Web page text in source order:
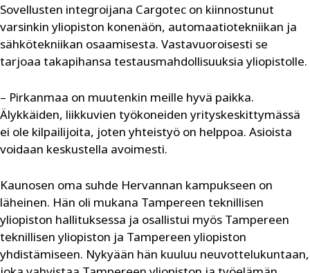
Sovellusten integroijana Cargotec on kiinnostunut
varsinkin yliopiston konenäön, automaatiotekniikan ja
sähkötekniikan osaamisesta. Vastavuoroisesti se
tarjoaa takapihansa testausmahdollisuuksia yliopistolle.
– Pirkanmaa on muutenkin meille hyvä paikka.
Älykkäiden, liikkuvien työkoneiden yrityskeskittymässä
ei ole kilpailijoita, joten yhteistyö on helppoa. Asioista
voidaan keskustella avoimesti.
Kaunosen oma suhde Hervannan kampukseen on
läheinen. Hän oli mukana Tampereen teknillisen
yliopiston hallituksessa ja osallistui myös Tampereen
teknillisen yliopiston ja Tampereen yliopiston
yhdistämiseen. Nykyään hän kuuluu neuvottelukuntaan,